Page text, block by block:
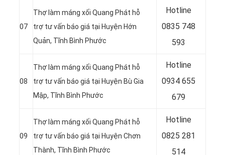
07
Thợ làm máng xối Quang Phát hỗ
trợ tư vấn báo giá tại Huyện Hớn
Quản, Tĩnh Bình Phước
Hotline
0835 748
593
08
Thợ làm máng xối Quang Phát hỗ
trợ tư vấn báo giá tại Huyện Bù Gia
Mập, Tĩnh Bình Phước
Hotline
0934 655
679
09
Thợ làm máng xối Quang Phát hỗ
trợ tư vấn báo giá tại Huyện Chơn
Thành, Tĩnh Bình Phước
Hotline
0825 281
514